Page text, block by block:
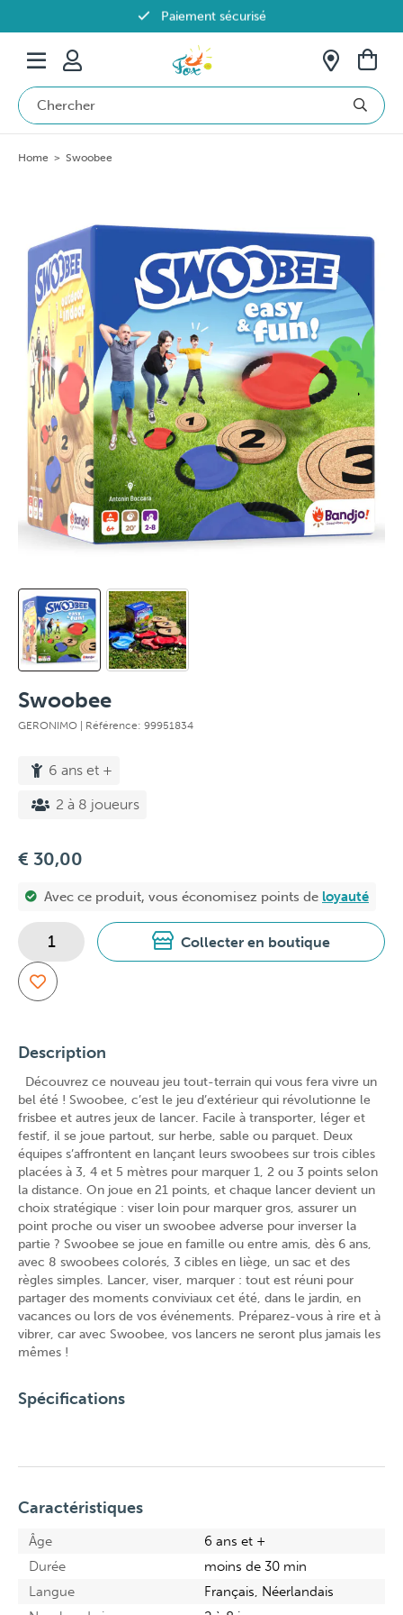
Paiement sécurisé
Livraison offerte dès 69€ en Belgique
Home > Swoobee
Swoobee
GERONIMO | Référence: 99951834
6 ans et +
2 à 8 joueurs
€ 30,00
Avec ce produit, vous économisez points de loyauté
Collecter en boutique
Description
Découvrez ce nouveau jeu tout-terrain qui vous fera vivre un
bel été ! Swoobee, c’est le jeu d’extérieur qui révolutionne le
frisbee et autres jeux de lancer. Facile à transporter, léger et
festif, il se joue partout, sur herbe, sable ou parquet. Deux
équipes s’affrontent en lançant leurs swoobees sur trois cibles
placées à 3, 4 et 5 mètres pour marquer 1, 2 ou 3 points selon
la distance. On joue en 21 points, et chaque lancer devient un
choix stratégique : viser loin pour marquer gros, assurer un
point proche ou viser un swoobee adverse pour inverser la
partie ? Swoobee se joue en famille ou entre amis, dès 6 ans,
avec 8 swoobees colorés, 3 cibles en liège, un sac et des
règles simples. Lancer, viser, marquer : tout est réuni pour
partager des moments conviviaux cet été, dans le jardin, en
vacances ou lors de vos événements. Préparez-vous à rire et à
vibrer, car avec Swoobee, vos lancers ne seront plus jamais les
mêmes !
Spécifications
Caractéristiques
Âge
6 ans et +
Durée
moins de 30 min
Langue
Français, Néerlandais